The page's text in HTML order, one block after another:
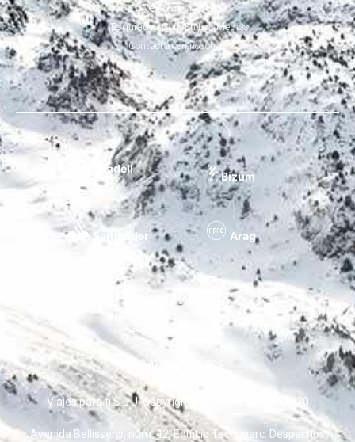
Web Corporativa
Esquiades.Com En Los Medios
Contacta con nosotros
Sabadell
Bizum
Santander Arag
Condiciones generales
Privacidad de datos
Privacidad de datos
Viajes para ti S.L.U. Copyright © Esquiades.com 2020
Avenida Bellissens, núm. 42, Edificio Tecnoparc. Despachos